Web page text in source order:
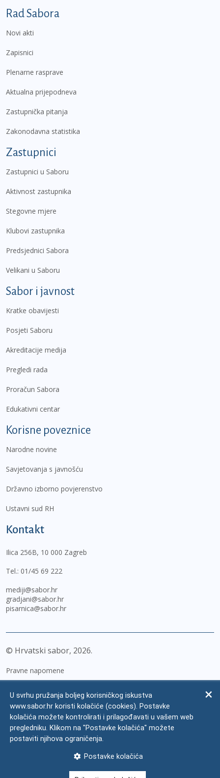
Podnožje prvi izbornik
Rad Sabora
Novi akti
Zapisnici
Plenarne rasprave
Aktualna prijepodneva
Zastupnička pitanja
Zakonodavna statistika
Zastupnici
Zastupnici u Saboru
Aktivnost zastupnika
Stegovne mjere
Klubovi zastupnika
Predsjednici Sabora
Velikani u Saboru
Sabor i javnost
Kratke obavijesti
Posjeti Saboru
Akreditacije medija
Pregledi rada
Proračun Sabora
Edukativni centar
Korisne poveznice
Narodne novine
Savjetovanja s javnošću
Državno izborno povjerenstvo
Ustavni sud RH
Kontakt
Ilica 256B, 10 000 Zagreb
Tel.: 01/45 69 222
mediji@sabor.hr
gradjani@sabor.hr
pisarnica@sabor.hr
© Hrvatski sabor, 2026
Pravne napomene
Zaštita osobnih podataka
Impressum
Česta pitanja
U svrhu pružanja boljeg korisničkog iskustva
www.sabor.hr koristi kolačiće (cookies). Postavke
kolačića možete kontrolirati i prilagođavati u vašem web
pregledniku. Klikom na "Postavke kolačića" možete
postaviti njihova ograničenja.
Postavke kolačića